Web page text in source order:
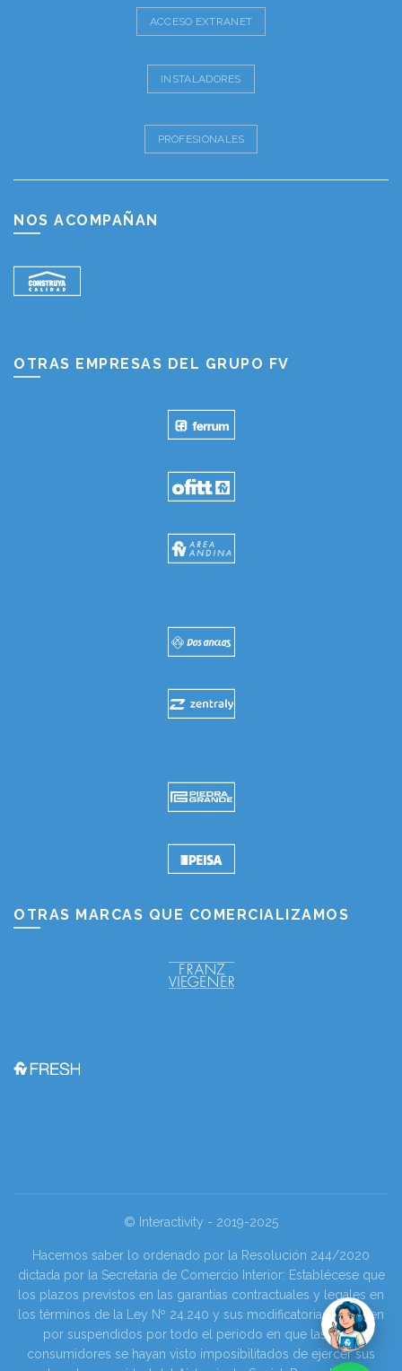
ACCESO EXTRANET
INSTALADORES
PROFESIONALES
NOS ACOMPAÑAN
OTRAS EMPRESAS DEL GRUPO FV
OTRAS MARCAS QUE COMERCIALIZAMOS
© Interactivity - 2019-2025
Hacemos saber lo ordenado por la Resolución 244/2020
dictada por la Secretaria de Comercio Interior: Establécese que
los plazos previstos en las garantías contractuales y legales en
los términos de la Ley Nº 24.240 y sus modificatorias se tienen
por suspendidos por todo el periodo en que las y los
consumidores se hayan visto imposibilitados de ejercer sus